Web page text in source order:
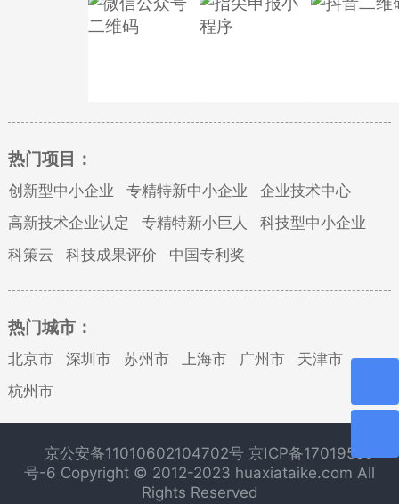
热门项目：
创新型中小企业 专精特新中小企业
企业技术中心
高新技术企业认定
专精特新小巨人
科技型中小企业
科策云
科技成果评价 中国专利奖
热门城市：
北京市 深圳市 苏州市 上海市 广州市
天津市
杭州市
京公安备11010602104702号 京ICP备17019550
号-6 Copyright © 2012-2023 huaxiataike.com All
Rights Reserved